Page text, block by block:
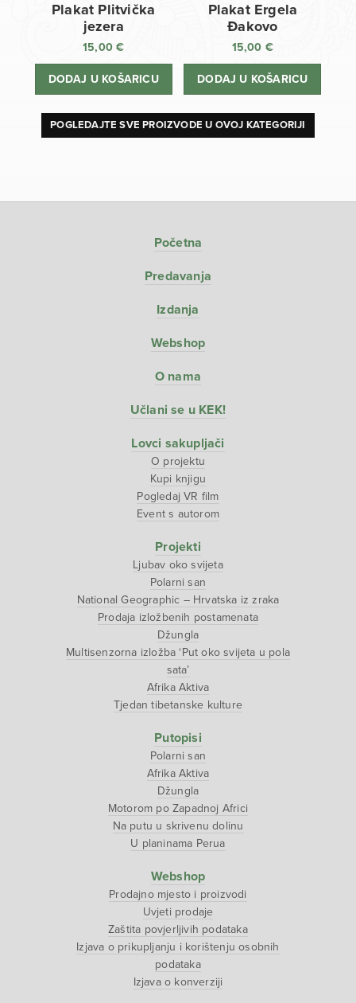
Plakat Plitvička
jezera
15,00€
DODAJ U KOŠARICU
Plakat Ergela
Đakovo
15,00 €
DODAJ U KOŠARICU
POGLEDAJTE SVE PROIZVODE U OVOJ KATEGORIJI
Početna
Predavanja
Izdanja
Webshop
O nama
Učlani se u KEK!
Lovci sakupljači
O projektu
Kupi knjigu
Pogledaj VR film
Event s autorom
Projekti
Ljubav oko svijeta
Polarni san
National Geographic – Hrvatska iz zraka
Prodaja izložbenih postamenata
Džungla
Multisenzorna izložba ‘Put oko svijeta u pola
sata’
Afrika Aktiva
Tjedan tibetanske kulture
Putopisi
Polarni san
Afrika Aktiva
Džungla
Motorom po Zapadnoj Africi
Na putu u skrivenu dolinu
U planinama Perua
Webshop
Prodajno mjesto i proizvodi
Uvjeti prodaje
Zaštita povjerljivih podataka
Izjava o prikupljanju i korištenju osobnih
podataka
Izjava o konverziji